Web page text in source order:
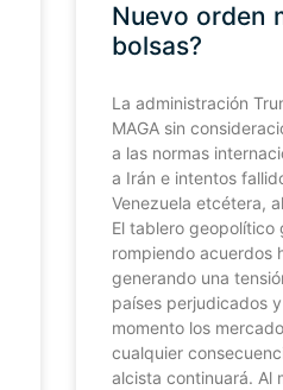
Nuevo orden
bolsas?
La administración
MAGA sin
a las normas
a Irán e intentos
Venezuela etcétera,
El tablero geopolítico
rompiendo acuerdos
generando una
países perjudicados
momento los
cualquier
alcista continuará. Al